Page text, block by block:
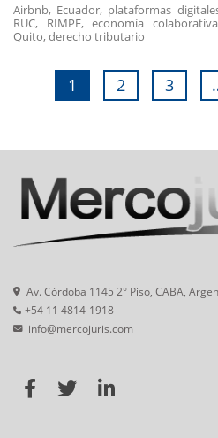
Airbnb, Ecuador, plataformas
RUC, RIMPE, economía
Quito, derecho tributario
1 2 3
Av. Córdoba 1145 2° Piso, CABA,
+54 11 4814-1918
info@mercojuris.com